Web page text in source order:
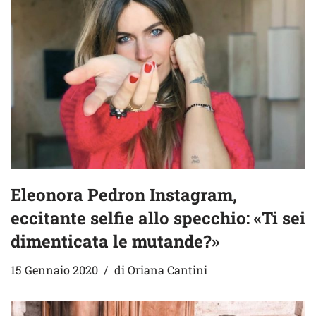
Eleonora Pedron Instagram,
eccitante selfie allo specchio: «Ti sei
dimenticata le mutande?»
15 Gennaio 2020 di Oriana Cantini